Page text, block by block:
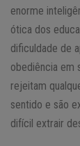
enorme
ótica dos
dificuldade de
obediência em
rejeitam
sentido e são
difícil extrair